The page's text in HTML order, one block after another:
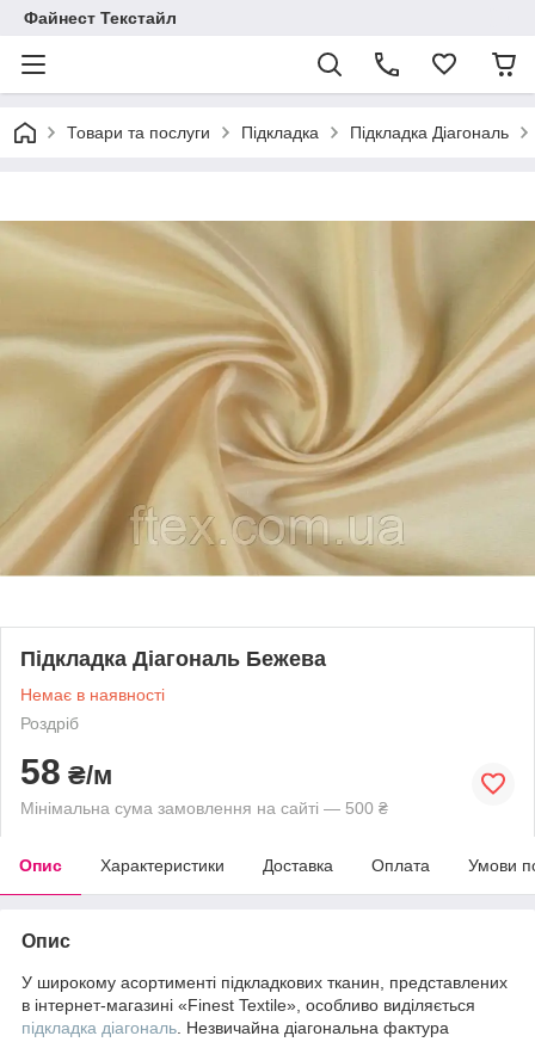
Файнест Текстайл
Товари та послуги Підкладка Підкладка Діагональ
Підкладка Діагональ Бежева
Немає в наявності
Роздріб
58 ₴/м
Мінімальна сума замовлення на сайті — 500 ₴
Опис Характеристики Доставка Оплата Умови
Опис
У широкому асортименті підкладкових тканин, представлених
в інтернет-магазині «Finest Textile», особливо виділяється
підкладка діагональ . Незвичайна діагональна фактура